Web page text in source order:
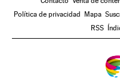
Política de privacidad Mapa
RSS